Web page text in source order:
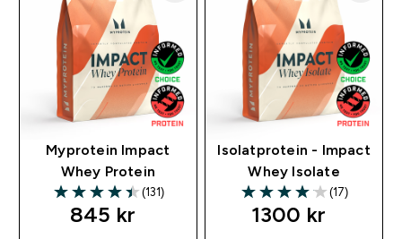
Myprotein Impact
Whey Protein
4.42 out of 5 stars
(131)
845 kr‎
Isolatprotein - Impact
Whey Isolate
4.06 out of 5 stars
(17)
1300 kr‎